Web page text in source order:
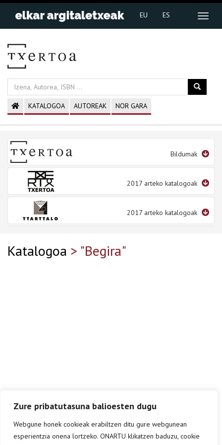
Zure pribatutasuna balioesten dugu
Webgune honek cookieak erabiltzen ditu gure webgunean
esperientzia onena lortzeko. ONARTU klikatzen baduzu, cookie
EU ES
KATALOGOA AUTOREAK NOR GARA
Bildumak
2017 arteko katalogoak
2017 arteko katalogoak
Katalogoa > "Begira"